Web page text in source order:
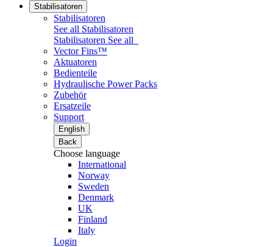
Stabilisatoren
Stabilisatoren
See all Stabilisatoren
Stabilisatoren See all
Vector Fins™
Aktuatoren
Bedienteile
Hydraulische Power Packs
Zubehör
Ersatzeile
Support
English
Back
Choose language
International
Norway
Sweden
Denmark
UK
Finland
Italy
Login